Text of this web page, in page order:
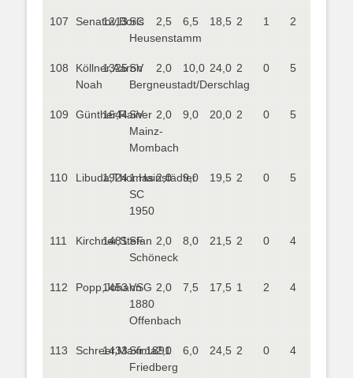
107 Senatov,Boris
1213SC
Heusenstamm
2,5 6,5 18,5 2 1 2
108
Köllner,Aaron
Noah
1325SV
Bergneustadt/Derschlag
2,0 10,0 24,0 2 0 5
109 Günther,Rainer
1644SV
Mainz-
Mombach
2,0 9,0 20,0 2 0 5
110 Libuda,Thomas
19241.Hainstädter
SC
1950
2,0 9,0 19,5 2 0 5
111 Kirchner,Stefan
1481SF
Schöneck
2,0 8,0 21,5 2 0 4
112 Popp,Johann
1453VSG
1880
Offenbach
2,0 7,5 17,5 1 2 4
113 Schreer,Maxima
1433Sfr.1891
Friedberg
2,0 6,0 24,5 2 0 4